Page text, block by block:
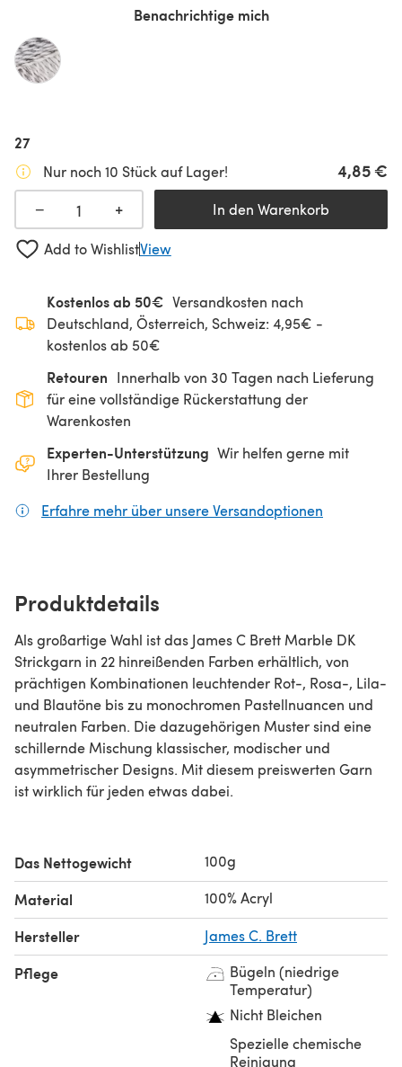
Benachrichtige mich
27
Nur noch 10 Stück auf Lager!
4,85 €
−
+ In den Warenkorb
Add to WishlistView
Kostenlos ab 50€ Versandkosten nach
Deutschland, Österreich, Schweiz: 4,95€ -
kostenlos ab 50€
Retouren Innerhalb von 30 Tagen nach Lieferung
für eine vollständige Rückerstattung der
Warenkosten
Experten-Unterstützung Wir helfen gerne mit
Ihrer Bestellung
Erfahre mehr über unsere Versandoptionen
Produktdetails
Als großartige Wahl ist das James C Brett Marble DK
Strickgarn in 22 hinreißenden Farben erhältlich, von
prächtigen Kombinationen leuchtender Rot-, Rosa-, Lila-
und Blautöne bis zu monochromen Pastellnuancen und
neutralen Farben. Die dazugehörigen Muster sind eine
schillernde Mischung klassischer, modischer und
asymmetrischer Designs. Mit diesem preiswerten Garn
ist wirklich für jeden etwas dabei.
Das Nettogewicht 100g
Material 100% Acryl
Hersteller James C. Brett
Pflege
Bügeln (niedrige
Temperatur)
Nicht Bleichen
Spezielle chemische
Reinigung